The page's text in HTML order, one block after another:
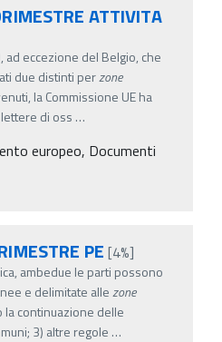
ATTIVITA
ad eccezione del Belgio, che
due distinti perzone
la Commissione UE ha
di oss …
europeo, Documenti
PE [4%]
ambedue le parti possono
e delimitate allezone
continuazione delle
3) altre regole …